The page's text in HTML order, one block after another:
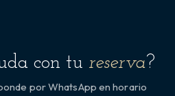
con tu reserva?
por WhatsApp en horario